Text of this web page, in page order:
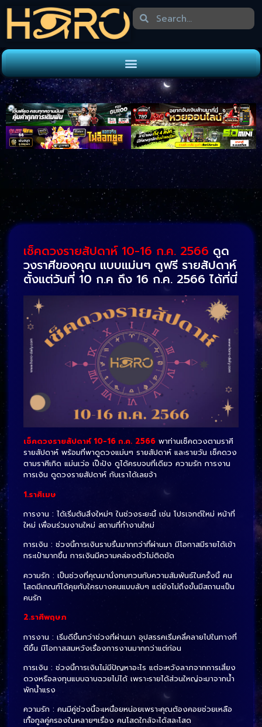
เช็คดวงรายสัปดาห์ 10-16 ก.ค. 2566 ดูด
วงราศีของคุณ แบบแม่นๆ ดูฟรี รายสัปดาห์
ตั้งแต่วันที่ 10 ก.ค ถึง 16 ก.ค. 2566 ได้ที่นี่
เช็คดวงรายสัปดาห์ 10-16 ก.ค. 2566 พาท่านเช็คดวงตามราศี
รายสัปดาห์ พร้อมที่พาดูดวงแม่นๆ รายสัปดาห์ และรายวัน เช็คดวง
ตามราศีเกิด แม่นเว่อ เป๊ะปัง ดูได้ครบจบที่เดียว ความรัก การงาน
การเงิน ดูดวงรายสัปดาห์ กับเราได้เลยจ้า
1.ราศีเมษ
การงาน : ได้เริ่มต้นสิ่งใหม่ๆ ในช่วงระยะนี้ เช่น โปรเจกต์ใหม่ หน้าที่
ใหม่ เพื่อนร่วมงานใหม่ สถานที่ทำงานใหม่
การเงิน : ช่วงนี้การเงินราบรื่นมากกว่าที่ผ่านมา มีโอกาสมีรายได้เข้า
กระเป๋ามากขึ้น การเงินมีความคล่องตัวไม่ติดขัด
ความรัก : เป็นช่วงที่คุณมานั่งทบทวนกับความสัมพันธ์ในครั้งนี้ คน
โสดมีเกณฑ์ได้คุยกับใครบางคนแบบลับๆ แต่ยังไม่ถึงขั้นมีสถานะเป็น
คนรัก
2.ราศีพฤษภ
การงาน : เริ่มดีขึ้นกว่าช่วงที่ผ่านมา อุปสรรคเริ่มคลี่คลายไปในทางที่
ดีขึ้น มีโอกาสสมหวังเรื่องการงานมากกว่าแต่ก่อน
การเงิน : ช่วงนี้การเงินไม่มีปัญหาอะไร แต่จะหวังลาภจากการเสี่ยง
ดวงหรือลงทุนแบบฉาบฉวยไม่ได้ เพราะรายได้ส่วนใหญ่จะมาจากน้ำ
พักน้ำแรง
ความรัก : คนมีคู่ช่วงนี้จะเหนื่อยหน่อยเพราะคุณต้องคอยช่วยเหลือ
เกื้อกูลคู่ครองในหลายๆเรื่อง คนโสดใกล้จะได้สละโสด